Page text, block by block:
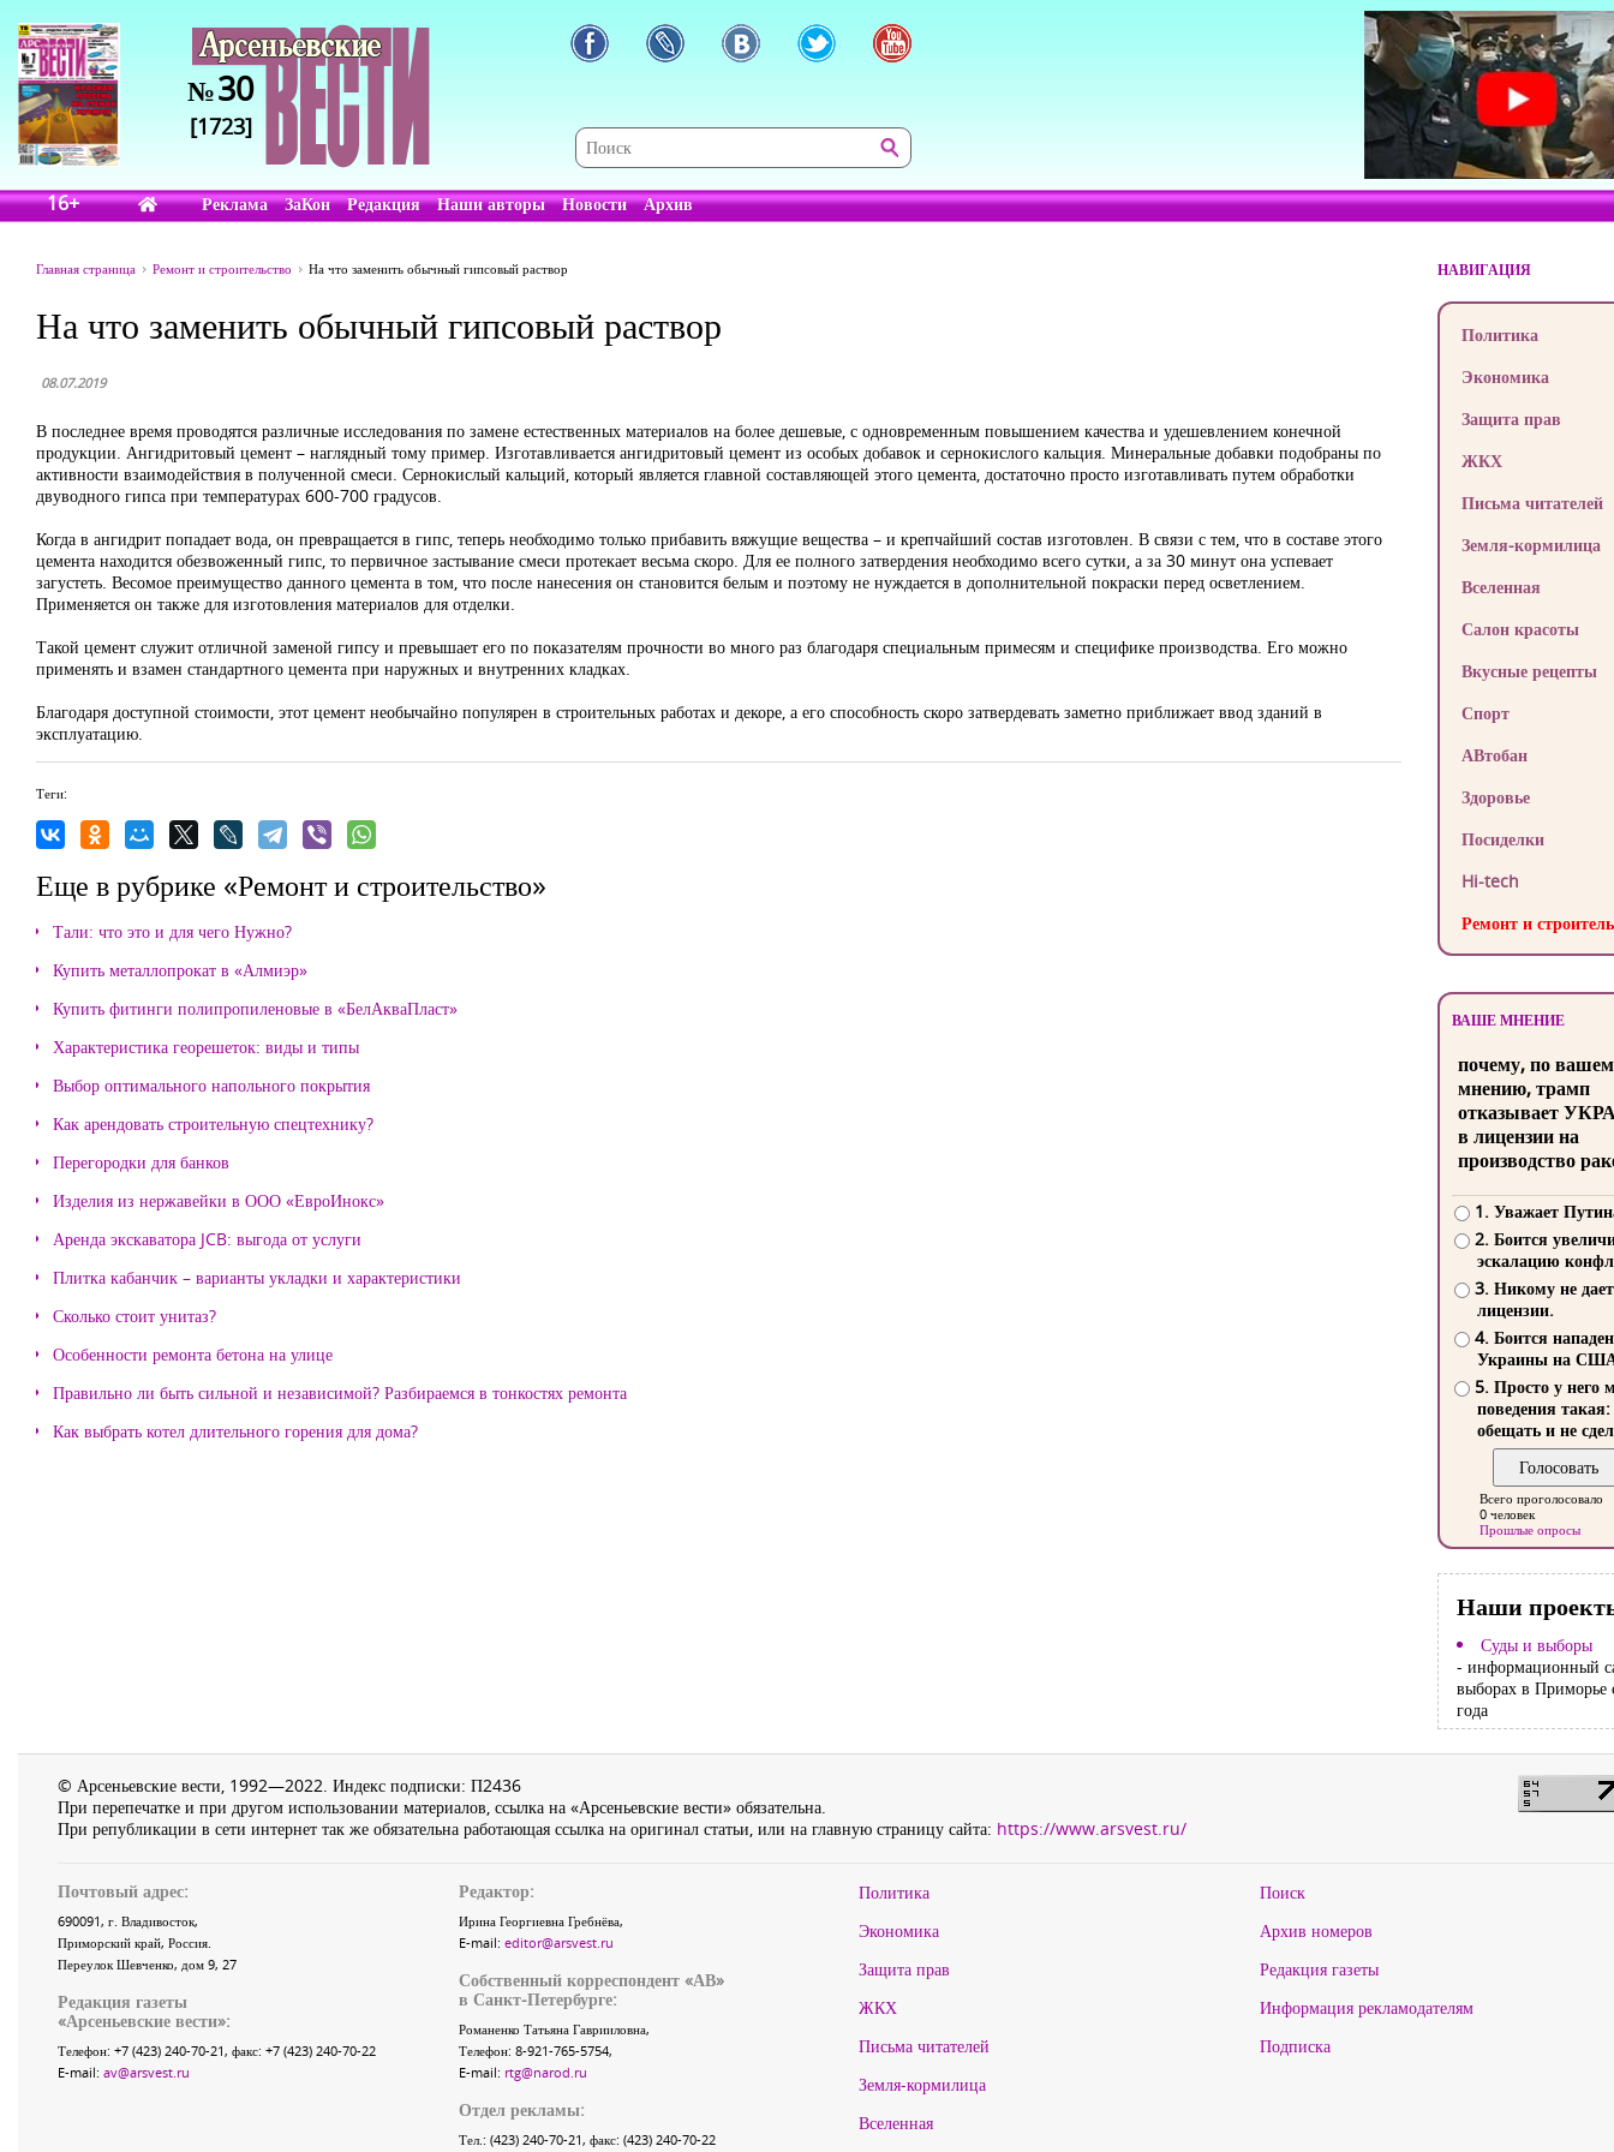
№30
[1723]
16+ Реклама ЗаКон Редакция Наши авторы Новости Архив
Главная страница Ремонт и строительство На что заменить обычный гипсовый раствор
На что заменить обычный гипсовый раствор
08.07.2019
В последнее время проводятся различные исследования по замене естественных материалов на более дешевые, с одновременным повышением качества и удешевлением конечной
продукции. Ангидритовый цемент – наглядный тому пример. Изготавливается ангидритовый цемент из особых добавок и сернокислого кальция. Минеральные добавки подобраны по
активности взаимодействия в полученной смеси. Сернокислый кальций, который является главной составляющей этого цемента, достаточно просто изготавливать путем обработки
двуводного гипса при температурах 600-700 градусов.
Когда в ангидрит попадает вода, он превращается в гипс, теперь необходимо только прибавить вяжущие вещества – и крепчайший состав изготовлен. В связи с тем, что в составе этого
цемента находится обезвоженный гипс, то первичное застывание смеси протекает весьма скоро. Для ее полного затвердения необходимо всего сутки, а за 30 минут она успевает
загустеть. Весомое преимущество данного цемента в том, что после нанесения он становится белым и поэтому не нуждается в дополнительной покраски перед осветлением.
Применяется он также для изготовления материалов для отделки.
Такой цемент служит отличной заменой гипсу и превышает его по показателям прочности во много раз благодаря специальным примесям и специфике производства. Его можно
применять и взамен стандартного цемента при наружных и внутренних кладках.
Благодаря доступной стоимости, этот цемент необычайно популярен в строительных работах и декоре, а его способность скоро затвердевать заметно приближает ввод зданий в
эксплуатацию.
Теги:
Еще в рубрике «Ремонт и строительство»
Тали: что это и для чего Нужно?
Купить металлопрокат в «Алмиэр»
Купить фитинги полипропиленовые в «БелАкваПласт»
Характеристика георешеток: виды и типы
Выбор оптимального напольного покрытия
Как арендовать строительную спецтехнику?
Перегородки для банков
Изделия из нержавейки в ООО «ЕвроИнокс»
Аренда экскаватора JCB: выгода от услуги
Плитка кабанчик – варианты укладки и характеристики
Сколько стоит унитаз?
Особенности ремонта бетона на улице
Правильно ли быть сильной и независимой? Разбираемся в тонкостях ремонта
Как выбрать котел длительного горения для дома?
НАВИГАЦИЯ
Политика
Экономика
Защита прав
ЖКХ
Письма читателей
Земля-кормилица
Вселенная
Салон красоты
Вкусные рецепты
Спорт
АВтобан
Здоровье
Посиделки
Hi-tech
Ремонт и
ВАШЕ МНЕНИЕ
почему, по
мнению, трамп
отказывает
в лицензии на
производство
1. Уважает
2. Боится
эскалацию
3. Никому не
лицензии.
4. Боится
Украины на
5. Просто у него
поведения такая:
обещать и не
Всего проголосовало
0 человек
Прошлые опросы
Наши
Суды и выборы
- информационный
выборах в Приморье
года
© Арсеньевские вести, 1992—2022. Индекс подписки: П2436
При перепечатке и при другом использовании материалов, ссылка на «Арсеньевские вести» обязательна.
При републикации в сети интернет так же обязательна работающая ссылка на оригинал статьи, или на главную страницу сайта: https://www.arsvest.ru/
Почтовый адрес:
690091, г. Владивосток,
Приморский край, Россия.
Переулок Шевченко, дом 9, 27
Редакция газеты
«Арсеньевские вести»:
Телефон: +7 (423) 240-70-21, факс: +7 (423) 240-70-22
E-mail: av@arsvest.ru
Редактор:
Ирина Георгиевна Гребнёва,
E-mail: editor@arsvest.ru
Собственный корреспондент «АВ»
в Санкт-Петербурге:
Романенко Татьяна Гаврииловна,
Телефон: 8-921-765-5754,
E-mail: rtg@narod.ru
Отдел рекламы:
Тел.: (423) 240-70-21, факс: (423) 240-70-22
Политика
Экономика
Защита прав
ЖКХ
Письма читателей
Земля-кормилица
Вселенная
Поиск
Архив номеров
Редакция газеты
Информация рекламодателям
Подписка